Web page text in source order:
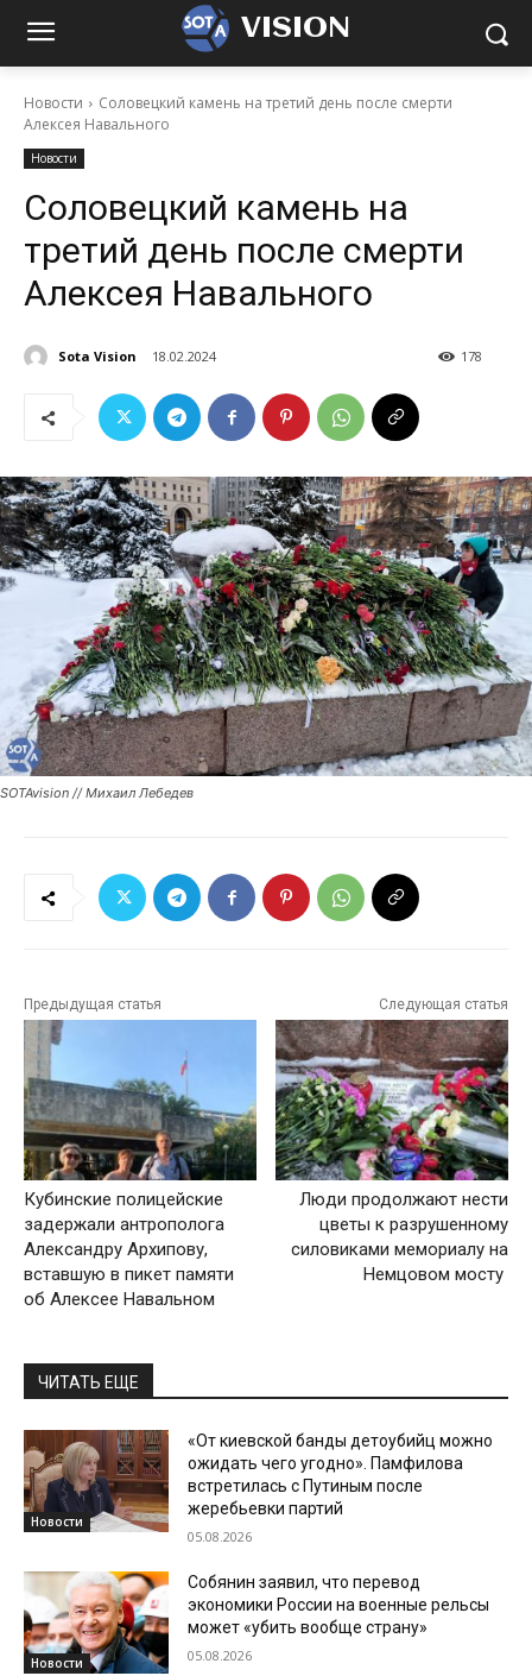
VISION
Новости
Соловецкий камень на третий день после смерти
Алексея Навального
Новости
Соловецкий камень на
третий день после смерти
Алексея Навального
Sota Vision 18.02.2024 178
SOTAvision // Михаил Лебедев
Предыдущая статья
Кубинские полицейские
задержали антрополога
Александру Архипову,
вставшую в пикет памяти
об Алексее Навальном
Следующая статья
Люди продолжают нести
цветы к разрушенному
силовиками мемориалу на
Немцовом мосту
ЧИТАТЬ ЕЩЕ
Новости
«От киевской банды детоубийц можно
ожидать чего угодно». Памфилова
встретилась с Путиным после
жеребьевки партий
05.08.2026
Новости
Собянин заявил, что перевод
экономики России на военные рельсы
может «убить вообще страну»
05.08.2026